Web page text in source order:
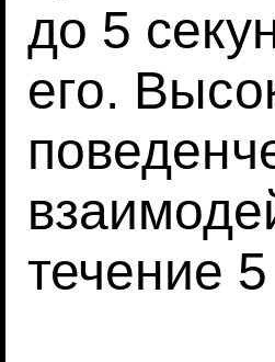
до 5
его.
течение